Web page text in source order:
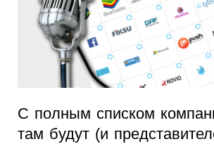
С полным списком
там будут (и